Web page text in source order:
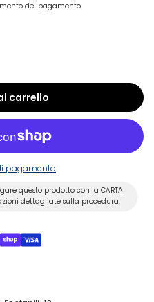
del pagamento.
carrello
pagamento
questo prodotto con la CARTA
dettagliate sulla procedura.